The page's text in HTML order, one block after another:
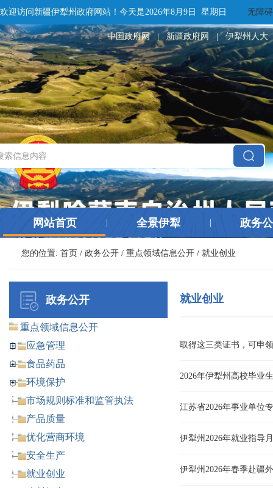
欢迎访问新疆伊犁州政府网站！ 今天是2026年8月9日 星期日 无障碍
中国政府网 | 新疆政府网 | 伊犁州人大
网站首页 全景伊犁 政务
您的位置: 首页 / 政务公开 / 重点领域信息公开 / 就业创业
政务公开
重点领域信息公开
应急管理
食品药品
环境保护
市场规则标准和监管执法
产品质量
优化营商环境
安全生产
就业创业
就业创业
取得这三类证书，可申
2026年伊犁州高校毕业
江苏省2026年事业单位
伊犁州2026年就业指导
伊犁州2026年春季赴疆